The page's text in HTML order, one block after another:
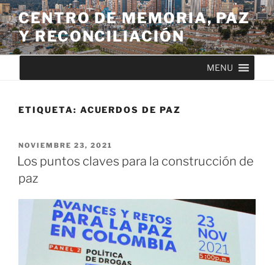
CENTRO DE MEMORIA, PAZ
Y RECONCILIACIÓN
MENU
ETIQUETA: ACUERDOS DE PAZ
NOVIEMBRE 23, 2021
Los puntos claves para la construcción de
paz